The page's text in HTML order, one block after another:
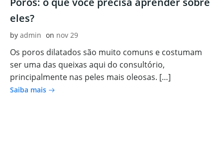
eles?
by admin on nov 29
Os poros dilatados são muito comuns e costumam
ser uma das queixas aqui do consultório,
principalmente nas peles mais oleosas. […]
Saiba mais